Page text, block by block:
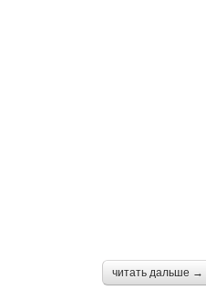
читать дальше →